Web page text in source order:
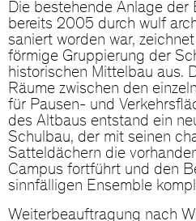
Die bestehende Anlage der
bereits 2005 durch wulf
saniert worden war,
förmige Gruppierung der
historischen Mittelbau aus.
Räume zwischen den
für Pausen- und
des Altbaus entstand ein
Schulbau, der mit seinen
Satteldächern die
Campus fortführt und den
sinnfälligen Ensemble
Weiterbeauftragung nach